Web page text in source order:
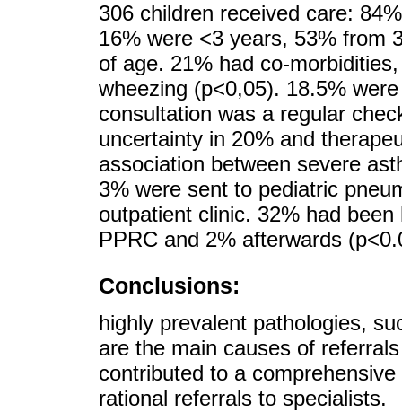
306 children received care:
16% were <3 years, 53% from
of age. 21% had co-
wheezing (p<0,05). 18.5%
consultation was a regular
uncertainty in 20% and
association between severe
3% were sent to pediatric
outpatient clinic. 32% had
PPRC and 2% afterwards
Conclusions:
highly prevalent pathologies,
are the main causes of
contributed to a
rational referrals to specialists.